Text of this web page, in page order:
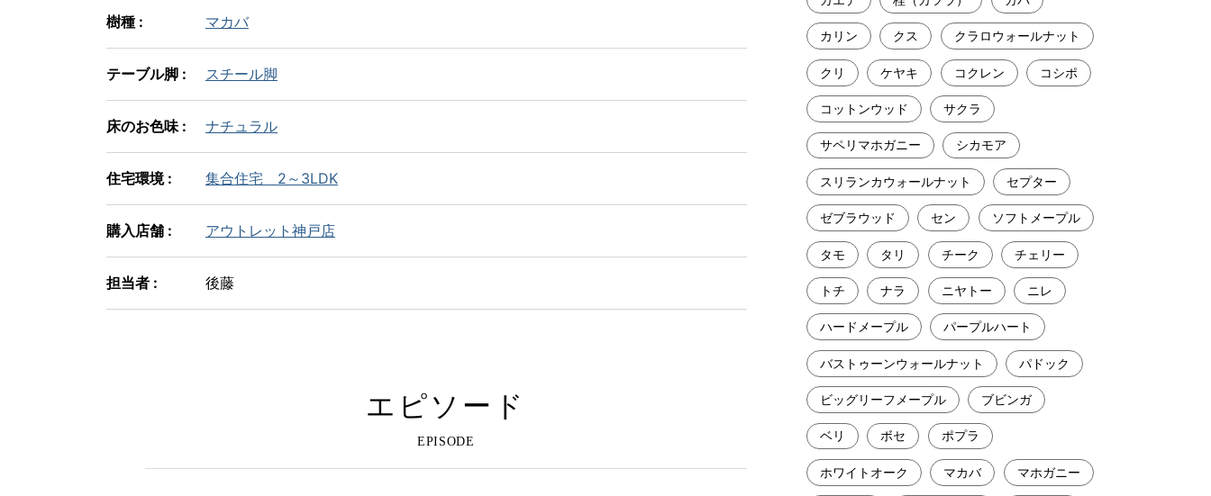
樹種 : マカバ
テーブル脚 : スチール脚
床のお色味 : ナチュラル
住宅環境 : 集合住宅 2～3LDK
購入店舗 : アウトレット神戸店
担当者 : 後藤
エピソード
カリン クス クラロウォールナット
クリ ケヤキ コクレン コシポ
コットンウッド サクラ
サペリマホガニー シカモア
スリランカウォールナット セプター
ゼブラウッド セン ソフトメープル
タモ タリ チーク チェリー
トチ ナラ ニヤトー ニレ
ハードメープル パープルハート
バストゥーンウォールナット パドック
ビッグリーフメープル ブビンガ
ベリ ボセ ポプラ
ホワイトオーク マカバ マホガニー